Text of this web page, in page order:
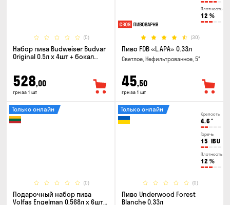
(0)
Набор пива Budweiser Budvar
Original 0.5л х 4шт + бокал
528,00
грн за 1 шт
Плотность
12 %
(30)
Пиво FDB «L.APA» 0.33л
Светлое, Нефильтрованное, 5°
45,50
грн за 1 шт
(0)
Только онлайн
Подарочный набор пива
Volfas Engelman 0.568л x 6шт +
Крепость
4.6 °
Горечь
15 IBU
Плотность
12 %
(0)
Только онлайн
Пиво Underwood Forest
Blanche 0.33л